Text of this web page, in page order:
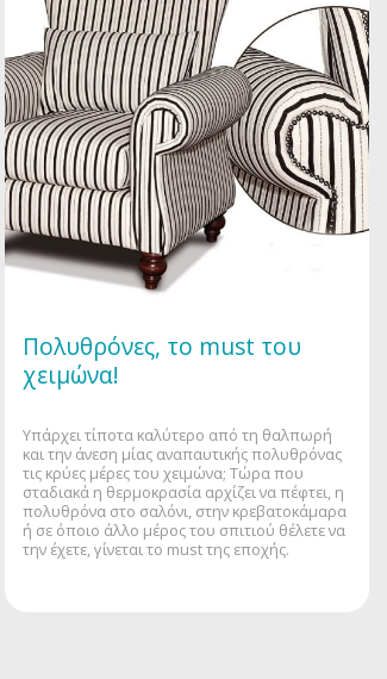
Πολυθρόνες, το must του
χειμώνα!
Υπάρχει τίποτα καλύτερο από τη θαλπωρή
και την άνεση μίας αναπαυτικής πολυθρόνας
τις κρύες μέρες του χειμώνα; Τώρα που
σταδιακά η θερμοκρασία αρχίζει να πέφτει, η
πολυθρόνα στο σαλόνι, στην κρεβατοκάμαρα
ή σε όποιο άλλο μέρος του σπιτιού θέλετε να
την έχετε, γίνεται το must της εποχής.